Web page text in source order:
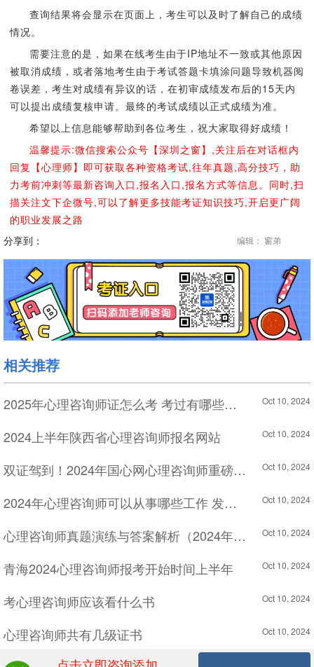
查询结果将会显示在页面上，考生可以及时了解自己的成绩
情况。
需要注意的是，如果在线考生由于IP地址不一致或其他原因
被取消成绩，或者落地考生由于考试答题卡填涂问题导致机器阅
卷误差，考生对成绩有异议的话，在初审成绩发布后的15天内
可以提出成绩复核申请。最终的考试成绩以正式成绩为准。
希望以上信息能够帮助到各位考生，祝大家取得好成绩！
温馨提示:微信搜索公众号【深圳之窗】,关注后在对话框内
回复【心理师】即可获取各种资格考试,往年真题,高分技巧，助
力考前冲刺等最新咨询入口,报名入口,报名方式等信息。同时,扫
描关注文下企微号,可以了解更多技能考证知识技巧,开启更广阔
的职业发展之路
分享到：
编辑： 窗弟
相关推荐
2025年心理咨询师证怎么考 考过有哪些用处 Oct 10, 2024
2024上半年陕西省心理咨询师报名网站 Oct 10, 2024
双证驾到！2024年国心网心理咨询师重磅来袭 Oct 10, 2024
2024年心理咨询师可以从事哪些工作 发展前景好吗 Oct 10, 2024
心理咨询师真题演练与答案解析（2024年6月17日） Oct 10, 2024
青海2024心理咨询师报考开始时间上半年 Oct 10, 2024
考心理咨询师应该看什么书 Oct 10, 2024
心理咨询师共有几级证书 Oct 10, 2024